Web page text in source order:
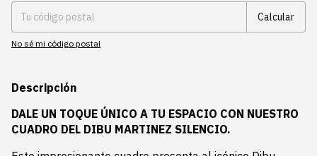
Calcular
No sé mi código postal
Descripción
DALE UN TOQUE ÚNICO A TU ESPACIO CON NUESTRO
CUADRO DEL DIBU MARTINEZ SILENCIO.